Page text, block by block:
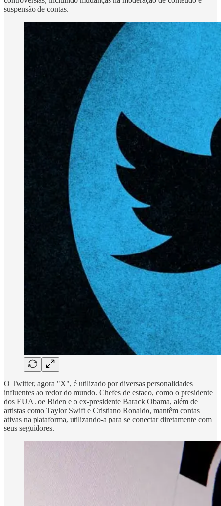
suspensão de contas.
O Twitter, agora "X", é utilizado por diversas personalidades
influentes ao redor do mundo. Chefes de estado, como o presidente
dos EUA Joe Biden e o ex-presidente Barack Obama, além de
artistas como Taylor Swift e Cristiano Ronaldo, mantêm contas
ativas na plataforma, utilizando-a para se conectar diretamente com
seus seguidores.